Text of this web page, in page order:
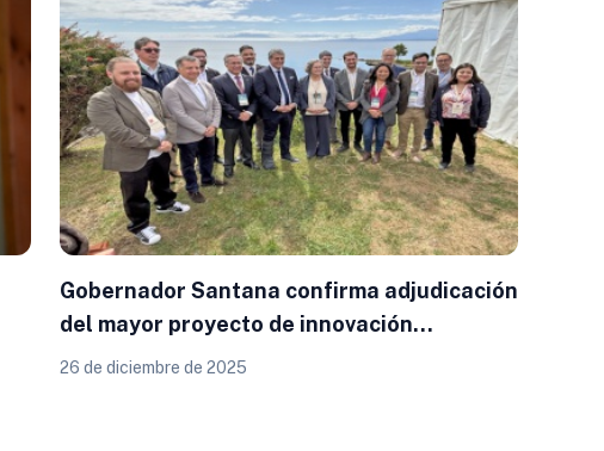
Gobernador Santana confirma adjudicación
del mayor proyecto de innovación
sostenible del sur de Chile: Consorcio
26 de diciembre de 2025